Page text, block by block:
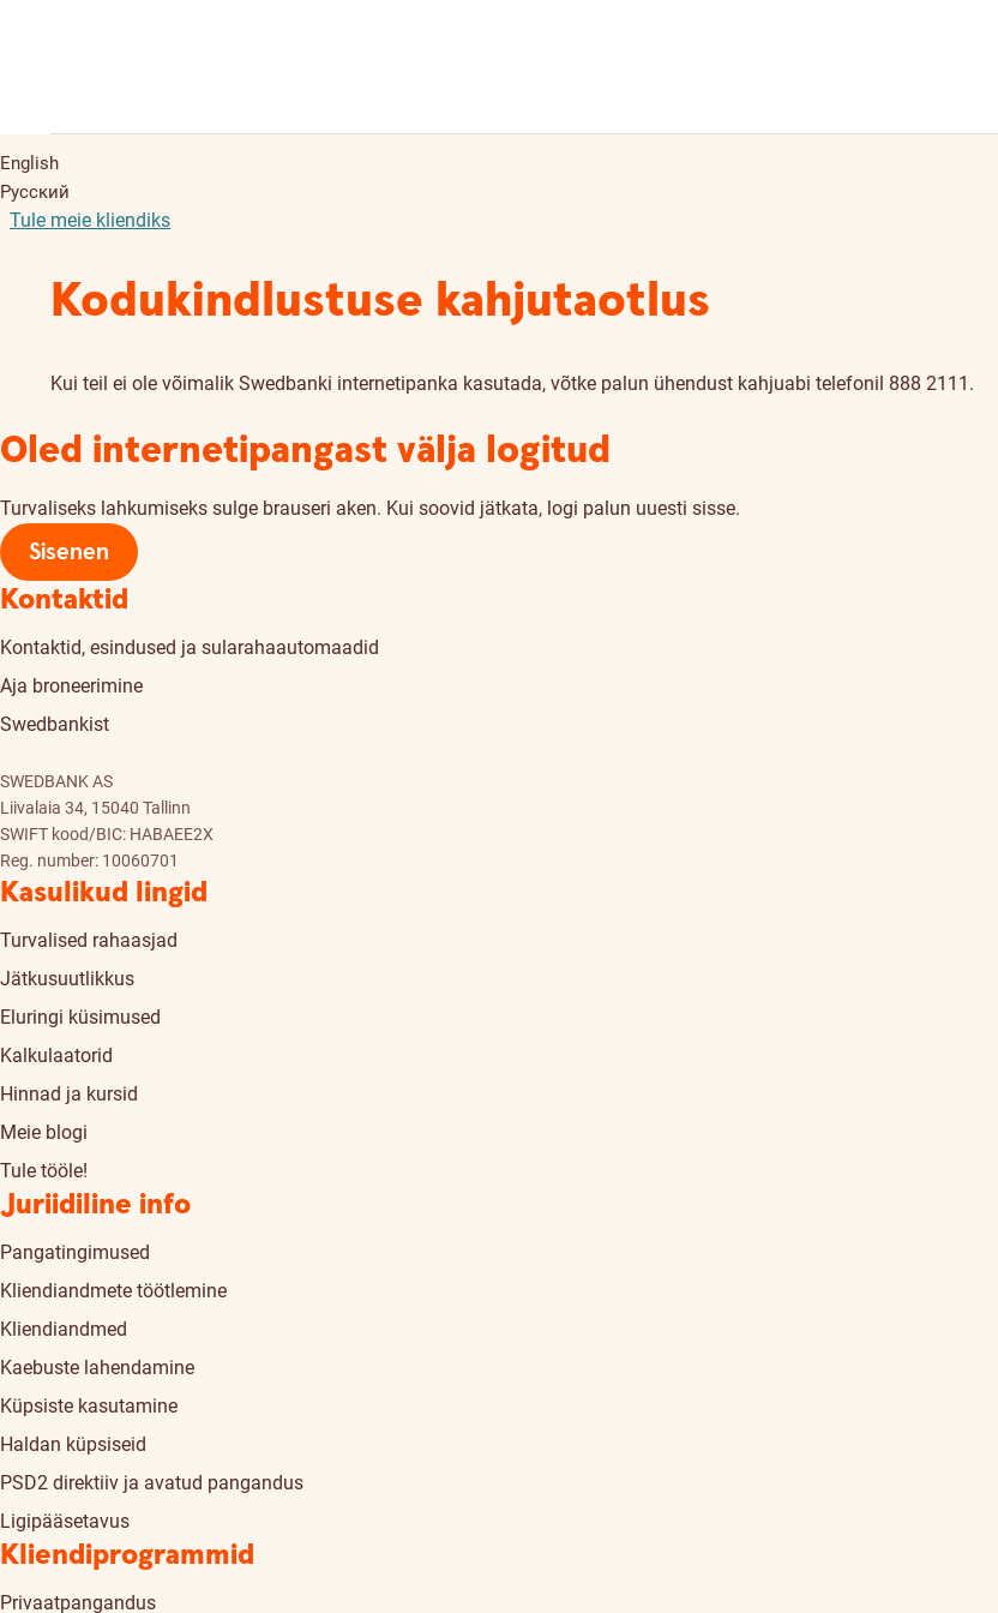
English
Русский
Tule meie kliendiks
Kodukindlustuse kahjutaotlus
Kui teil ei ole võimalik Swedbanki internetipanka kasutada, võtke palun ühendust kahjuabi telefonil 888 2111.
Oled internetipangast välja logitud
Turvaliseks lahkumiseks sulge brauseri aken. Kui soovid jätkata, logi palun uuesti sisse.
Sisenen
Kontaktid
Kontaktid, esindused ja sularahaautomaadid
Aja broneerimine
Swedbankist
SWEDBANK AS
Liivalaia 34, 15040 Tallinn
SWIFT kood/BIC: HABAEE2X
Reg. number: 10060701
Kasulikud lingid
Turvalised rahaasjad
Jätkusuutlikkus
Eluringi küsimused
Kalkulaatorid
Hinnad ja kursid
Meie blogi
Tule tööle!
Juriidiline info
Pangatingimused
Kliendiandmete töötlemine
Kliendiandmed
Kaebuste lahendamine
Küpsiste kasutamine
Haldan küpsiseid
PSD2 direktiiv ja avatud pangandus
Ligipääsetavus
Kliendiprogrammid
Privaatpangandus